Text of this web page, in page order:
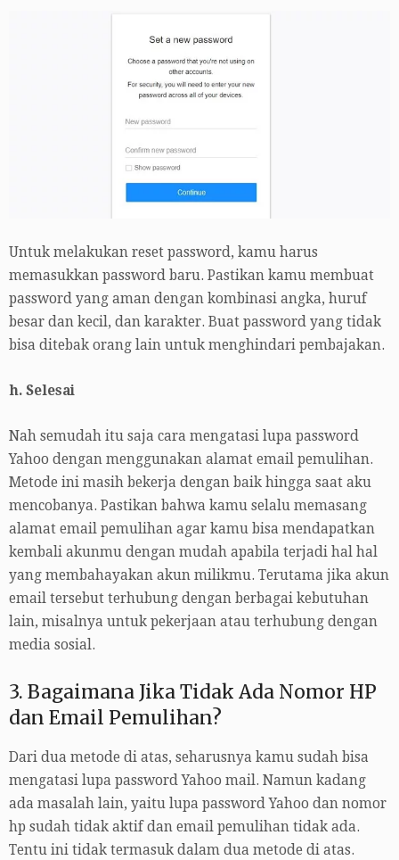
Untuk melakukan reset password, kamu harus
memasukkan password baru. Pastikan kamu membuat
password yang aman dengan kombinasi angka, huruf
besar dan kecil, dan karakter. Buat password yang tidak
bisa ditebak orang lain untuk menghindari pembajakan.
h. Selesai
Nah semudah itu saja cara mengatasi lupa password
Yahoo dengan menggunakan alamat email pemulihan.
Metode ini masih bekerja dengan baik hingga saat aku
mencobanya. Pastikan bahwa kamu selalu memasang
alamat email pemulihan agar kamu bisa mendapatkan
kembali akunmu dengan mudah apabila terjadi hal hal
yang membahayakan akun milikmu. Terutama jika akun
email tersebut terhubung dengan berbagai kebutuhan
lain, misalnya untuk pekerjaan atau terhubung dengan
media sosial.
3. Bagaimana Jika Tidak Ada Nomor HP
dan Email Pemulihan?
Dari dua metode di atas, seharusnya kamu sudah bisa
mengatasi lupa password Yahoo mail. Namun kadang
ada masalah lain, yaitu lupa password Yahoo dan nomor
hp sudah tidak aktif dan email pemulihan tidak ada.
Tentu ini tidak termasuk dalam dua metode di atas.